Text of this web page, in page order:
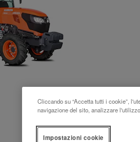
Cliccando su “Accetta tutti i cookie”,
navigazione del sito, analizzare
Impostazioni cookie